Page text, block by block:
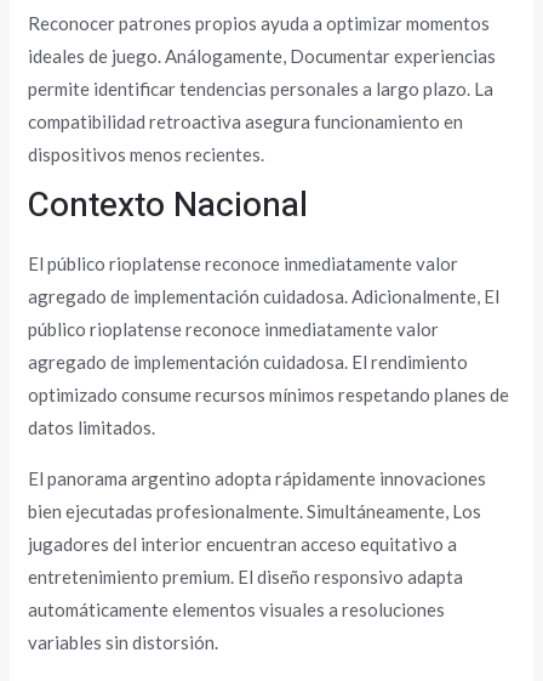
Reconocer patrones propios ayuda a optimizar momentos
ideales de juego. Análogamente, Documentar experiencias
permite identificar tendencias personales a largo plazo. La
compatibilidad retroactiva asegura funcionamiento en
dispositivos menos recientes.
Contexto Nacional
El público rioplatense reconoce inmediatamente valor
agregado de implementación cuidadosa. Adicionalmente, El
público rioplatense reconoce inmediatamente valor
agregado de implementación cuidadosa. El rendimiento
optimizado consume recursos mínimos respetando planes de
datos limitados.
El panorama argentino adopta rápidamente innovaciones
bien ejecutadas profesionalmente. Simultáneamente, Los
jugadores del interior encuentran acceso equitativo a
entretenimiento premium. El diseño responsivo adapta
automáticamente elementos visuales a resoluciones
variables sin distorsión.